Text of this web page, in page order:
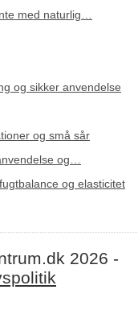
med naturlig…
og sikker anvendelse
og små sår
og…
og elasticitet
2026 -